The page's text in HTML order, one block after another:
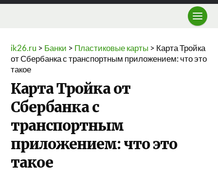
ik26.ru > Банки > Пластиковые карты > Карта Тройка
от Сбербанка с транспортным приложением: что это
такое
Карта Тройка от
Сбербанка с
транспортным
приложением: что это
такое